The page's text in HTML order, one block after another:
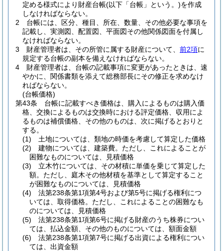
定める様式により財産台帳(以下「台帳」という。)を作成
しなければならない。
2
台帳には、区分、種目、所在、数量、その他必要な事項を
記載し、実測図、配置図、平面図その他関係図面を付属し
なければならない。
3
財産管理者は、その所管に属する財産について、 前2項に
規定する台帳の副本を備えなければならない。
4
財産管理者は、台帳の記載事項に変更があったときは、速
やかに、関係書類を添えて総務部長にその修正を求めなけ
ればならない。
(台帳価格)
第43条
台帳に記載すべき価格は、購入によるものは購入価
格、交換によるものは交換時における評定価格、収用によ
るものは補償価格、その他のものは、次に掲げるとおりと
する。
(1)
土地については、類地の時価を考慮して算定した価格
(2)
建物については、建築費。 ただし、これによることが
困難なものについては、見積価格
(3)
立木竹については、その材積に単価を乗じて算定した
額。 ただし、庭木その他材積を基準として算定すること
が困難なものについては、見積価格
(4)
法第238条第1項第4号および第5号に掲げる権利につ
いては、取得価格。 ただし、これによることの困難なも
のについては、見積価格
(5)
法第238条第1項第6号に掲げる財産のうち株券につい
ては、払込金額、その他のものについては、額面金額
(6)
法第238条第1項第7号に掲げる出資による権利につい
ては、出資金額